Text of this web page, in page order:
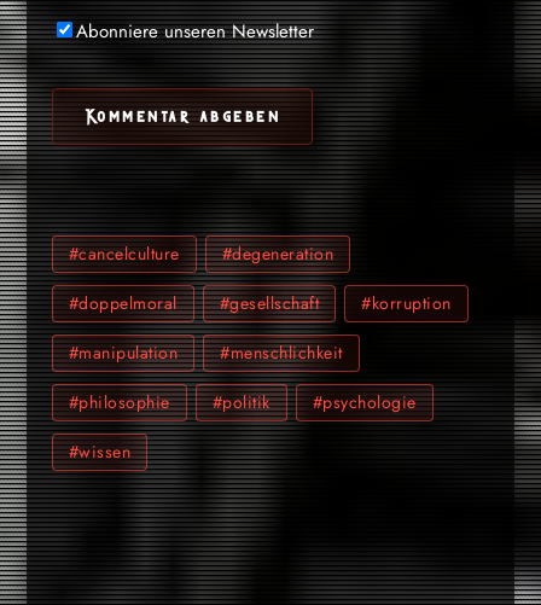
Abonniere unseren Newsletter
#cancelculture #degeneration
#doppelmoral #gesellschaft #korruption
#manipulation #menschlichkeit
#philosophie #politik #psychologie
#wissen